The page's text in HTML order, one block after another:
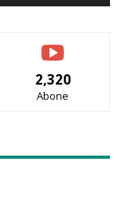
2,320
Abone